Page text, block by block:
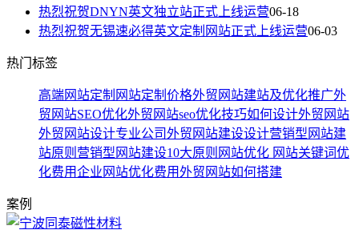
热烈祝贺DNYN英文独立站正式上线运营06-18
热烈祝贺无锡速必得英文定制网站正式上线运营06-03
热门标签
高端网站定制 网站定制价格外贸网站建站及优化推广外
贸网站SEO优化外贸网站seo优化技巧如何设计外贸网站
外贸网站设计专业公司外贸网站建设设计营销型网站建
站原则 营销型网站建设10大原则 网站优化 网站关键词优
化费用企业网站优化费用外贸网站如何搭建
案例